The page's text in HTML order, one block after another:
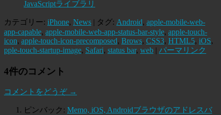
JavaScriptライブラリ
カテゴリー: iPhone, News | タグ: Android, apple-mobile-web-
app-capable, apple-mobile-web-app-status-bar-style, apple-touch-
icon, apple-touch-icon-precomposed, Brows, CSS3, HTML5, iOS,
pple-touch-startup-image, Safari, status bar, web | パーマリンク
4件のコメント
コメントをどうぞ →
ピンバック: Memo, iOS, Androidブラウザのアドレスバ